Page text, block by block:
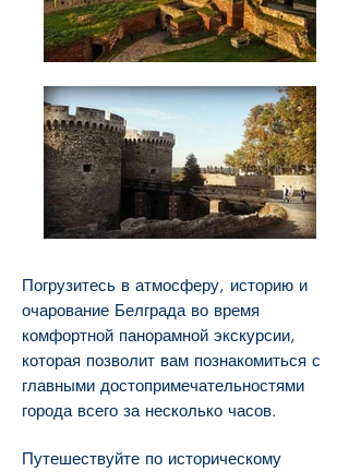
Погрузитесь в атмосферу, историю и
очарование Белграда во время
комфортной панорамной экскурсии,
которая позволит вам познакомиться с
главными достопримечательностями
города всего за несколько часов.
Путешествуйте по историческому